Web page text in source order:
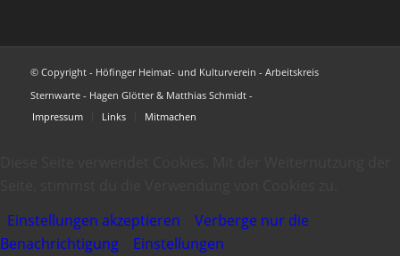
© Copyright - Höfinger Heimat- und Kulturverein - Arbeitskreis
Sternwarte - Hagen Glötter & Matthias Schmidt -
Impressum
Links Mitmachen
Einstellungen akzeptieren
Verberge nur die
Benachrichtigung
Einstellungen